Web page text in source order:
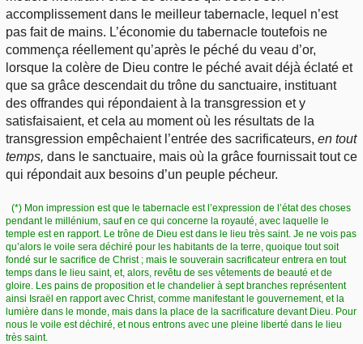
accomplissement dans le meilleur tabernacle, lequel n’est
pas fait de mains. L’économie du tabernacle toutefois ne
commença réellement qu’après le péché du veau d’or,
lorsque la colère de Dieu contre le péché avait déjà éclaté et
que sa grâce descendait du trône du sanctuaire, instituant
des offrandes qui répondaient à la transgression et y
satisfaisaient, et cela au moment où les résultats de la
transgression empêchaient l’entrée des sacrificateurs, en tout
temps, dans le sanctuaire, mais où la grâce fournissait tout ce
qui répondait aux besoins d’un peuple pécheur.
(*) Mon impression est que le tabernacle est l’expression de l’état des choses
pendant le millénium, sauf en ce qui concerne la royauté, avec laquelle le
temple est en rapport. Le trône de Dieu est dans le lieu très saint. Je ne vois pas
qu’alors le voile sera déchiré pour les habitants de la terre, quoique tout soit
fondé sur le sacrifice de Christ ; mais le souverain sacrificateur entrera en tout
temps dans le lieu saint, et, alors, revêtu de ses vêtements de beauté et de
gloire. Les pains de proposition et le chandelier à sept branches représentent
ainsi Israël en rapport avec Christ, comme manifestant le gouvernement, et la
lumière dans le monde, mais dans la place de la sacrificature devant Dieu. Pour
nous le voile est déchiré, et nous entrons avec une pleine liberté dans le lieu
très saint.